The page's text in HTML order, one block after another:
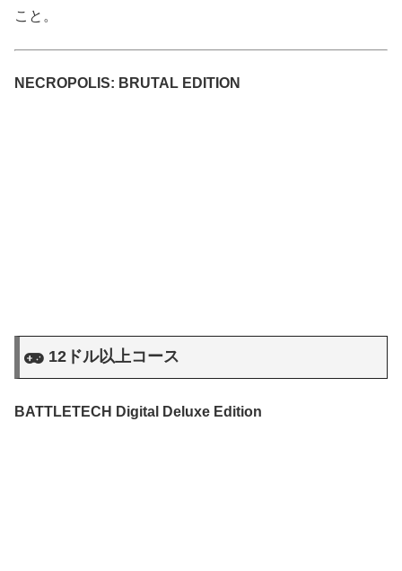
こと。
NECROPOLIS: BRUTAL EDITION
12ドル以上コース
BATTLETECH Digital Deluxe Edition